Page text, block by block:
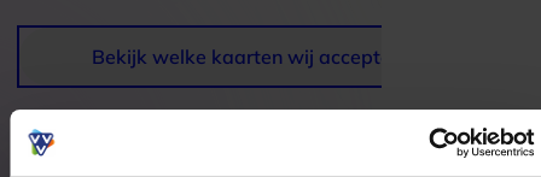
alleen inspirerend, maar ook heel persoonlijk en
vertrouwd.Bekijk welke kaarten wij accepteren